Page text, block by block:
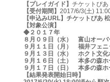
【プレイガイド】 チケットぴ
【受付期間】 2017/6/3(土)
【申込みURL】 チケットぴあ
【対象公演】
◆２０１７年
８月０９日（水） 富山オーバ
９月１１日（月） 福井フェニ
９月１３日（水） ホクト文化
９月１６日（土） 本多の森ホ
９月１７日（日） 本多の森ホ
【結果発表開始日時】